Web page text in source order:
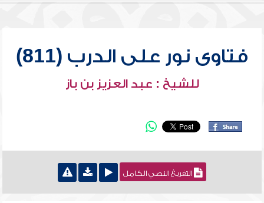
فتاوى نور على الدرب (811)
للشيخ : عبد العزيز بن باز
التفريغ النصي الكامل